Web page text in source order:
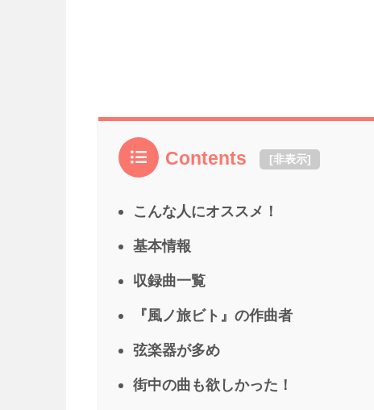
Contents [非表示]
こんな人にオススメ！
基本情報
収録曲一覧
『風ノ旅ビト』の作曲者
弦楽器が多め
街中の曲も欲しかった！